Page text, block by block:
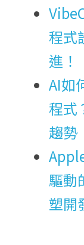
程式
進！
AI如
程式
趨勢
驅動
塑開